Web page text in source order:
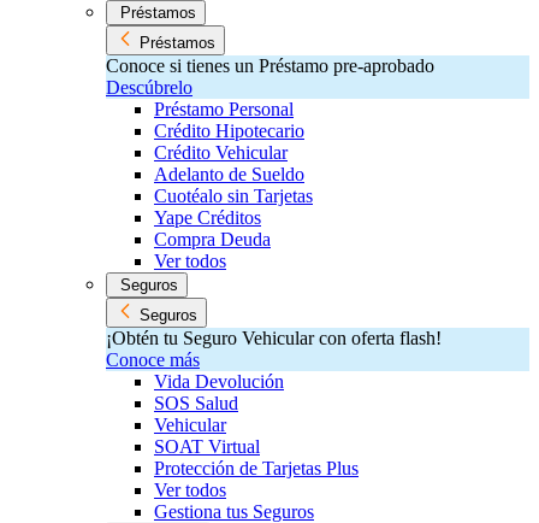
Préstamos
Préstamos
Conoce si tienes un Préstamo pre-aprobado
Descúbrelo
Préstamo Personal
Crédito Hipotecario
Crédito Vehicular
Adelanto de Sueldo
Cuotéalo sin Tarjetas
Yape Créditos
Compra Deuda
Ver todos
Seguros
Seguros
¡Obtén tu Seguro Vehicular con oferta flash!
Conoce más
Vida Devolución
SOS Salud
Vehicular
SOAT Virtual
Protección de Tarjetas Plus
Ver todos
Gestiona tus Seguros